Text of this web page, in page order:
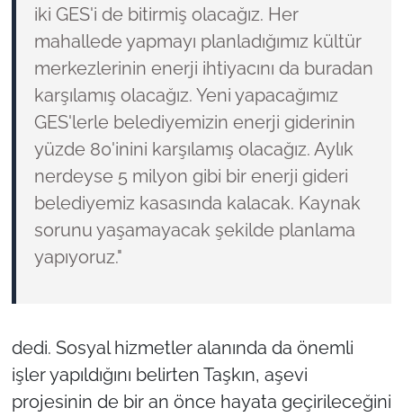
iki GES'i de bitirmiş olacağız. Her
mahallede yapmayı planladığımız kültür
merkezlerinin enerji ihtiyacını da buradan
karşılamış olacağız. Yeni yapacağımız
GES'lerle belediyemizin enerji giderinin
yüzde 80'inini karşılamış olacağız. Aylık
nerdeyse 5 milyon gibi bir enerji gideri
belediyemiz kasasında kalacak. Kaynak
sorunu yaşamayacak şekilde planlama
yapıyoruz."
dedi. Sosyal hizmetler alanında da önemli
işler yapıldığını belirten Taşkın, aşevi
projesinin de bir an önce hayata geçirileceğini